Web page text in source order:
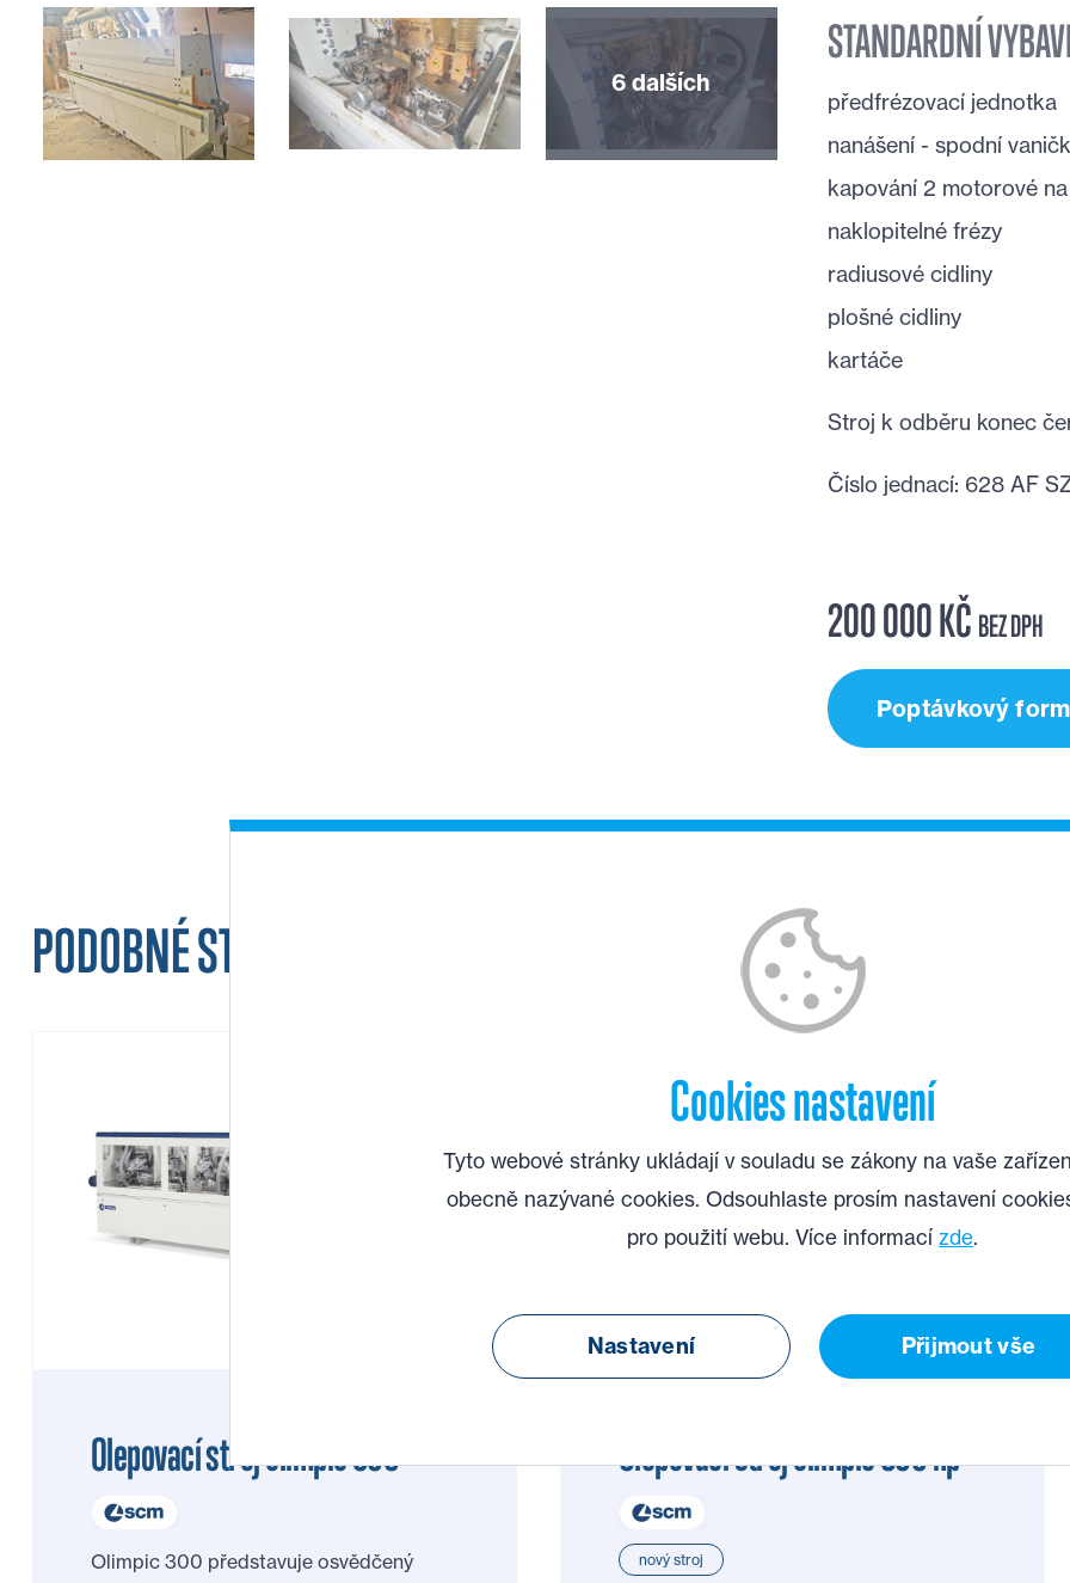
STANDARDNÍ
předfrézovací jednotka
nanášení - spodní
kapování 2 motorové
naklopitelné frézy
radiusové cidliny
plošné cidliny
kartáče
Stroj k odběru konec
Číslo jednací: 628 AF
200 000 KČ BEZ DPH
Poptávkový
6 dalších
PODOBNÉ STROJE
Olepovací stroj olimpic 300
Olimpic 300 představuje osvědčený
Olepovací stroj olimpic 500 hp
nový stroj
Cookies nastavení
Tyto webové stránky ukládají v souladu se zákony na vaše
obecně nazývané cookies. Odsouhlaste prosím nastavení
pro použití webu. Více informací zde.
Nastavení Přijmout vše